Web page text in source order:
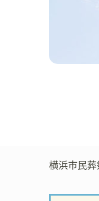
横浜市民葬